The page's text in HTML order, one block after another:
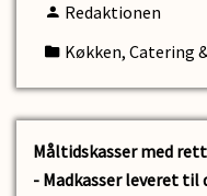
Redaktionen
Køkken, Catering
Måltidskasser med
- Madkasser leveret til